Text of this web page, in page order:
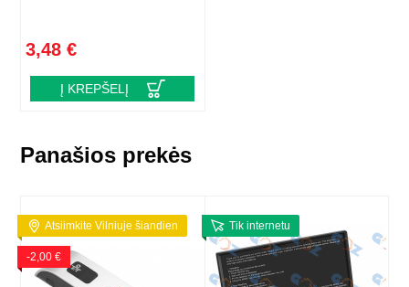
3,48 €
Į KREPŠELĮ
Panašios prekės
Atsiimkite Vilniuje šiandien
-2,00 €
Tik internetu